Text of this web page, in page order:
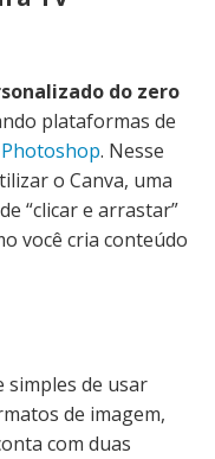
do zero
plataformas de
Photoshop. Nesse
o Canva, uma
“clicar e arrastar”
você cria conteúdo
simples de usar
de imagem,
com duas